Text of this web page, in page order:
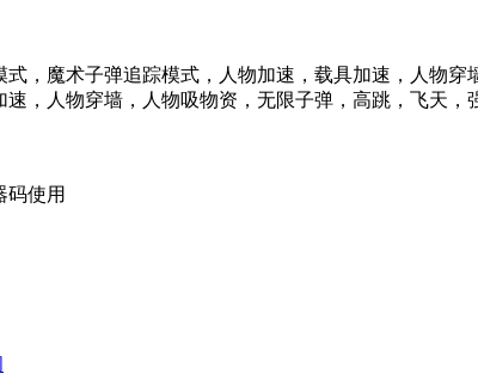
，魔术子弹追踪模式，人物加速，载具加速，人物
，人物穿墙，人物吸物资，无限子弹，高跳，飞天
码使用